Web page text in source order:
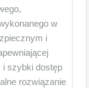
w
i
i szybki dostęp
rozwiązanie